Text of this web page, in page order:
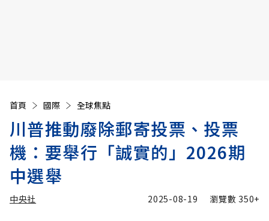
首頁 國際 全球焦點
川普推動廢除郵寄投票、投票
機：要舉行「誠實的」2026期
中選舉
中央社 2025-08-19 瀏覽數 350+